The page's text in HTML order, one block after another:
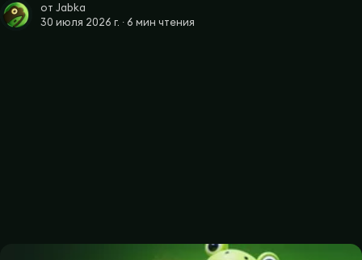
от Jabka
30 июля 2026 г. ∙ 6 мин чтения